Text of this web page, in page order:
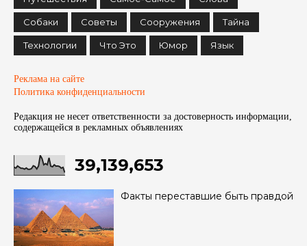
Собаки Советы Сооружения Тайна
Технологии Что Это Юмор Язык
Реклама на сайте
Политика конфиденциальности
Редакция не несет ответственности за достоверность информации,
содержащейся в рекламных объявленияx
39,139,653
Факты переставшие быть правдой